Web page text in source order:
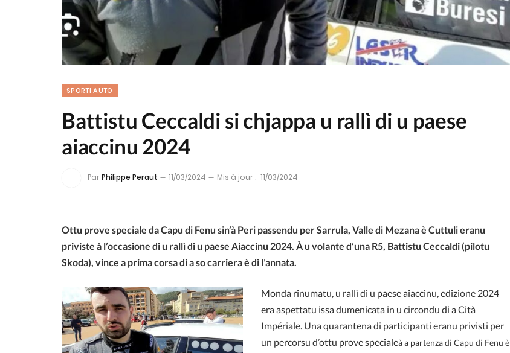
SPORTI AUTO
Battistu Ceccaldi si chjappa u rallì di u paese
aiaccinu 2024
ParPhilippe Peraut 11/03/2024 Mis à jour : 11/03/2024
Ottu prove speciale da Capu di Fenu sin’à Peri passendu per Sarrula, Valle di Mezana è Cuttuli eranu
priviste à l’occasione di u rallì di u paese Aiaccinu 2024. À u volante d’una R5, Battistu Ceccaldi (pilotu
Skoda), vince a prima corsa di a so carriera è di l’annata.
Monda rinumatu, u rallì di u paese aiaccinu, edizione 2024
era aspettatu issa dumenicata in u circondu di a Cità
Impériale. Una quarantena di participanti eranu privisti per
un percorsu d’ottu prove specialeà a partenza di Capu di Fenu è